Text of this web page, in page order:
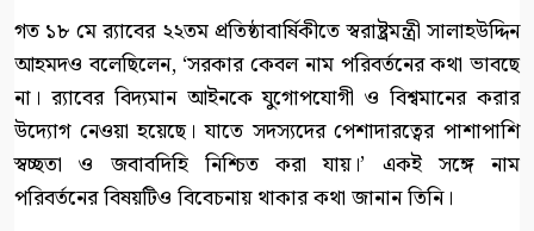
গত ১৮ মে র‍্যাবের ২২তম প্রতিষ্ঠাবার্ষিকীতে স্বরাষ্ট্রমন্ত্রী সালাহউদ্দিন
আহমদও বলেছিলেন, ‘সরকার কেবল নাম পরিবর্তনের কথা ভাবছে
না। র‍্যাবের বিদ্যমান আইনকে যুগোপযোগী ও বিশ্বমানের করার
উদ্যোগ নেওয়া হয়েছে। যাতে সদস্যদের পেশাদারত্বের পাশাপাশি
স্বচ্ছতা ও জবাবদিহি নিশ্চিত করা যায়।’ একই সঙ্গে নাম
পরিবর্তনের বিষয়টিও বিবেচনায় থাকার কথা জানান তিনি।